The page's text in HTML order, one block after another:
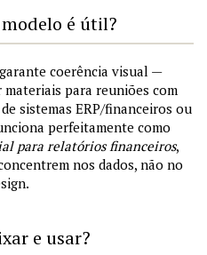
é útil?
coerência visual —
para reuniões com
sistemas ERP/financeiros ou
perfeitamente como
para relatórios financeiros,
nos dados, não no
e usar?